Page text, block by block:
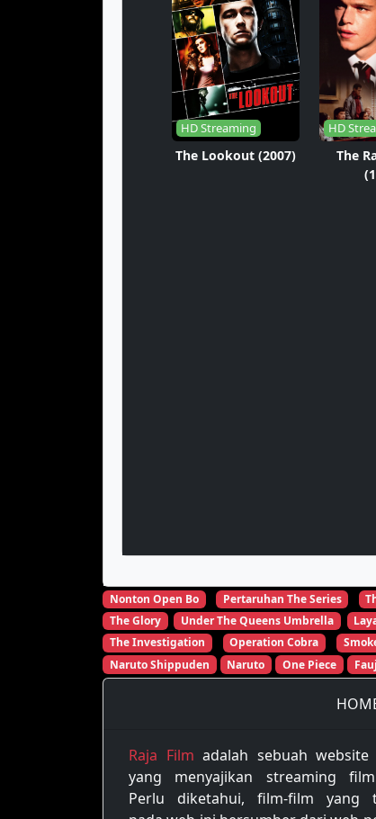
HD Streaming
The Lookout (2007)
HD
The
Nonton Open Bo Pertaruhan The Series
The Glory
Under The Queens Umbrella
The Investigation
Operation Cobra
Naruto Shippuden
Naruto One Piece
Raja Film adalah sebuah website
yang menyajikan streaming
Perlu diketahui, film-film yang